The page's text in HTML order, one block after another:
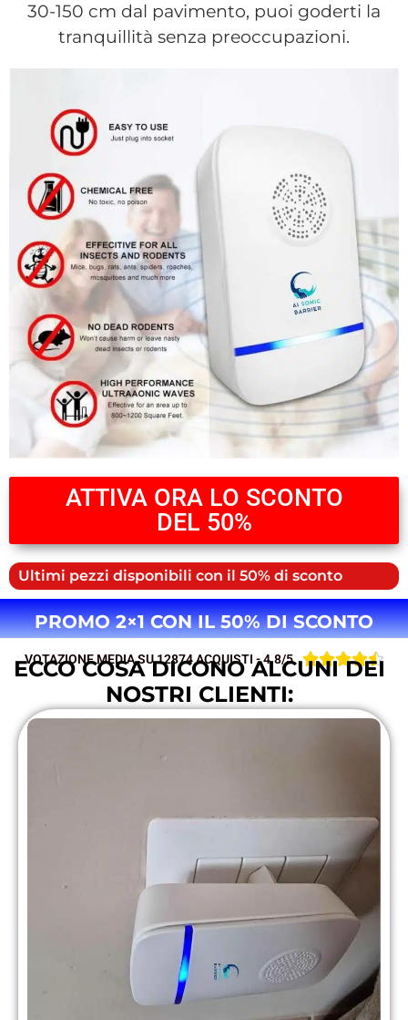
30-150 cm dal pavimento, puoi goderti la
tranquillità senza preoccupazioni.
ATTIVA ORA LO SCONTO
DEL 50%
Ultimi pezzi disponibili con il 50% di sconto
PROMO 2×1 CON IL 50% DI SCONTO
VOTAZIONE MEDIA SU 12874 ACQUISTI - 4.8/5 
ECCO COSA DICONO ALCUNI DEI
NOSTRI CLIENTI: